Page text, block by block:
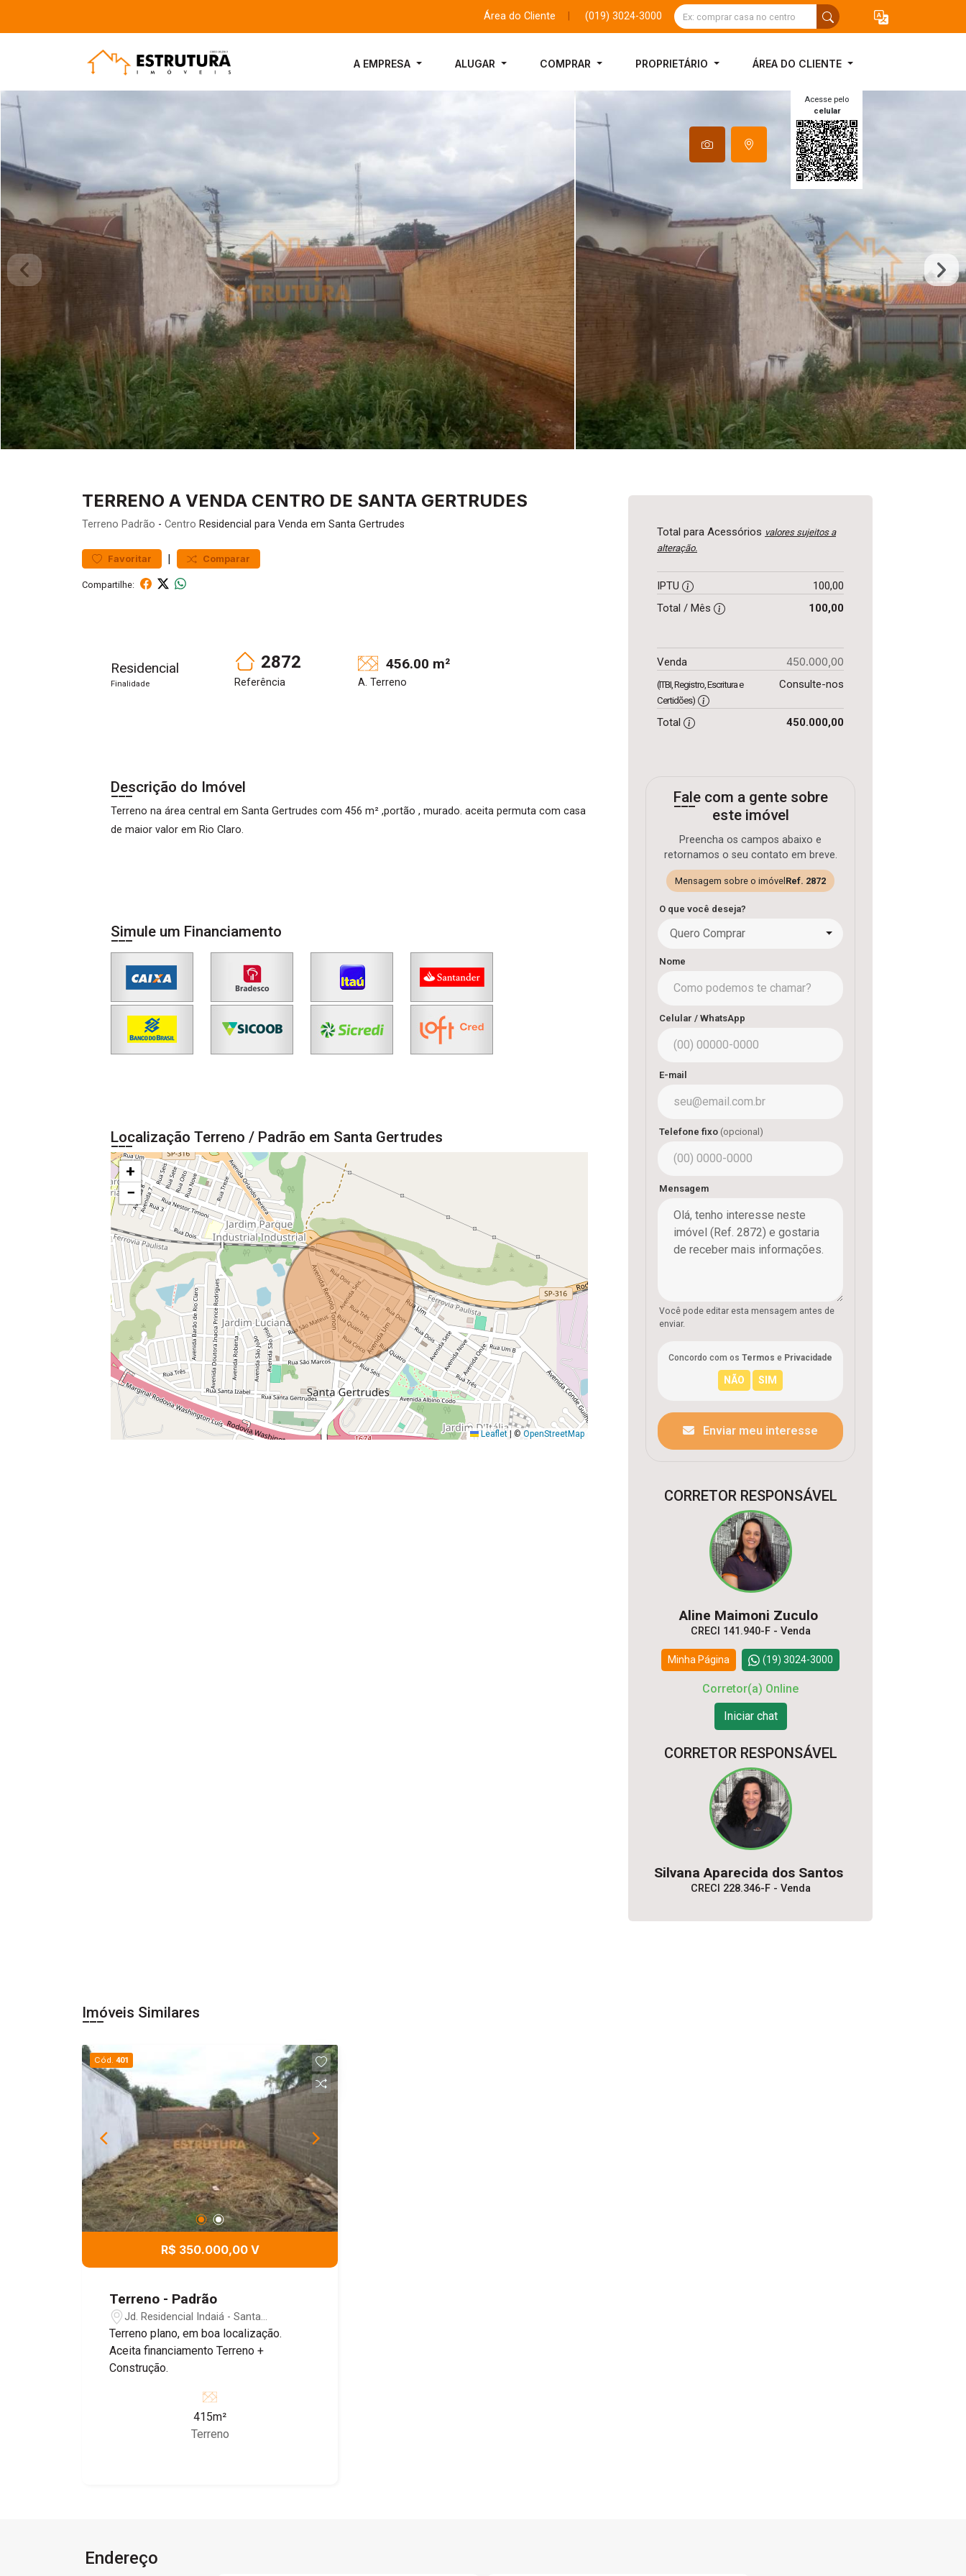
Área do Cliente (019) 3024-3000
A EMPRESA ALUGAR COMPRAR PROPRIETÁRIO ÁREA DO CLIENTE
Acesse pelo
celular
TERRENO A VENDA CENTRO DE SANTA GERTRUDES
Terreno Padrão - Centro Residencial para Venda em Santa Gertrudes
Favoritar | Comparar
Compartilhe:
Residencial
Finalidade
2872
Referência
456.00 m²
A. Terreno
Descrição do Imóvel
Terreno na área central em Santa Gertrudes com 456 m² ,portão , murado. aceita permuta com casa
de maior valor em Rio Claro.
Simule um Financiamento
Localização Terreno / Padrão em Santa Gertrudes
+
−
Leaflet © OpenStreetMap
Total para Acessórios valores sujeitos a
alteração.
IPTU
100,00
Total / Mês
100,00
Venda 450.000,00
(ITBI, Registro, Escritura e
Certidões)
Consulte-nos
Total 450.000,00
Fale com a gente sobre
este imóvel
Preencha os campos abaixo e
retornamos o seu contato em breve.
Mensagem sobre o imóvel Ref. 2872
O que você deseja?
Quero Comprar
Nome
Celular / WhatsApp
E-mail
Telefone fixo (opcional)
Mensagem
Você pode editar esta mensagem antes de
enviar.
Concordo com os Termos e Privacidade
Enviar meu interesse
CORRETOR RESPONSÁVEL
Aline Maimoni Zuculo
CRECI 141.940-F - Venda
Minha Página (19) 3024-3000
Corretor(a) Online
Iniciar chat
CORRETOR RESPONSÁVEL
Silvana Aparecida dos Santos
CRECI 228.346-F - Venda
Imóveis Similares
Cód. 401
R$ 350.000,00 V
Terreno - Padrão
Jd. Residencial Indaiá - Santa
Gertrudes/SP
Terreno plano, em boa localização.
Aceita financiamento Terreno +
Construção.
415m²
Terreno
Endereço